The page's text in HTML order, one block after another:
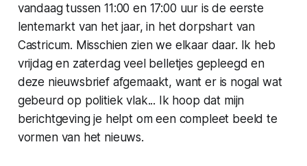
vandaag tussen 11:00 en 17:00 uur is de eerste
lentemarkt van het jaar, in het dorpshart van
Castricum. Misschien zien we elkaar daar. Ik heb
vrijdag en zaterdag veel belletjes gepleegd en
deze nieuwsbrief afgemaakt, want er is nogal wat
gebeurd op politiek vlak... Ik hoop dat mijn
berichtgeving je helpt om een compleet beeld te
vormen van het nieuws.